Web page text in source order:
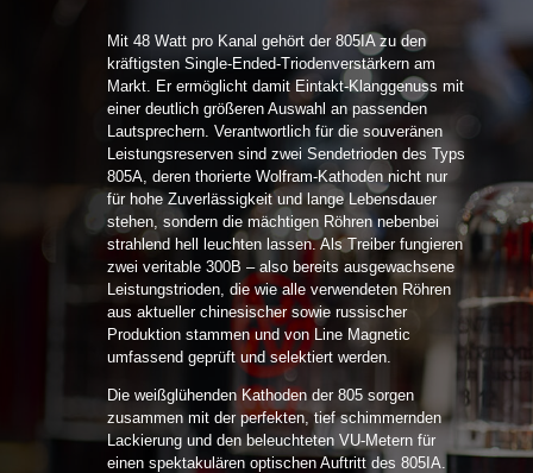
Mit 48 Watt pro Kanal gehört der 805IA zu den
kräftigsten Single-Ended-Triodenverstärkern am
Markt. Er ermöglicht damit Eintakt-Klanggenuss mit
einer deutlich größeren Auswahl an passenden
Lautsprechern. Verantwortlich für die souveränen
Leistungsreserven sind zwei Sendetrioden des Typs
805A, deren thorierte Wolfram-Kathoden nicht nur
für hohe Zuverlässigkeit und lange Lebensdauer
stehen, sondern die mächtigen Röhren nebenbei
strahlend hell leuchten lassen. Als Treiber fungieren
zwei veritable 300B – also bereits ausgewachsene
Leistungstrioden, die wie alle verwendeten Röhren
aus aktueller chinesischer sowie russischer
Produktion stammen und von Line Magnetic
umfassend geprüft und selektiert werden.
Die weißglühenden Kathoden der 805 sorgen
zusammen mit der perfekten, tief schimmernden
Lackierung und den beleuchteten VU-Metern für
einen spektakulären optischen Auftritt des 805IA.